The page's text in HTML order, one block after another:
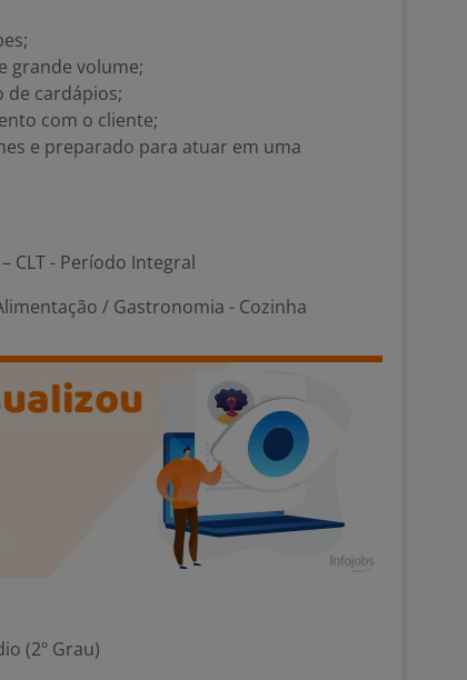
grande volume;
de cardápios;
com o cliente;
e preparado para atuar em uma
CLT - Período Integral
/ Gastronomia - Cozinha
(2º Grau)